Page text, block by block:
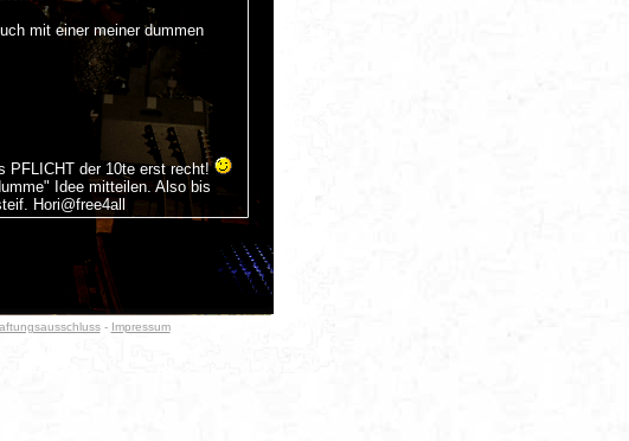
mit einer meiner dummen
PFLICHT der 10te erst recht!
Idee mitteilen. Also bis
Hori@free4all
probleme zur zeit mit den scheiß
noch jugendfrei
ipsheim mit knock me out und
mich freuen wenn ihr euch
- Impressum